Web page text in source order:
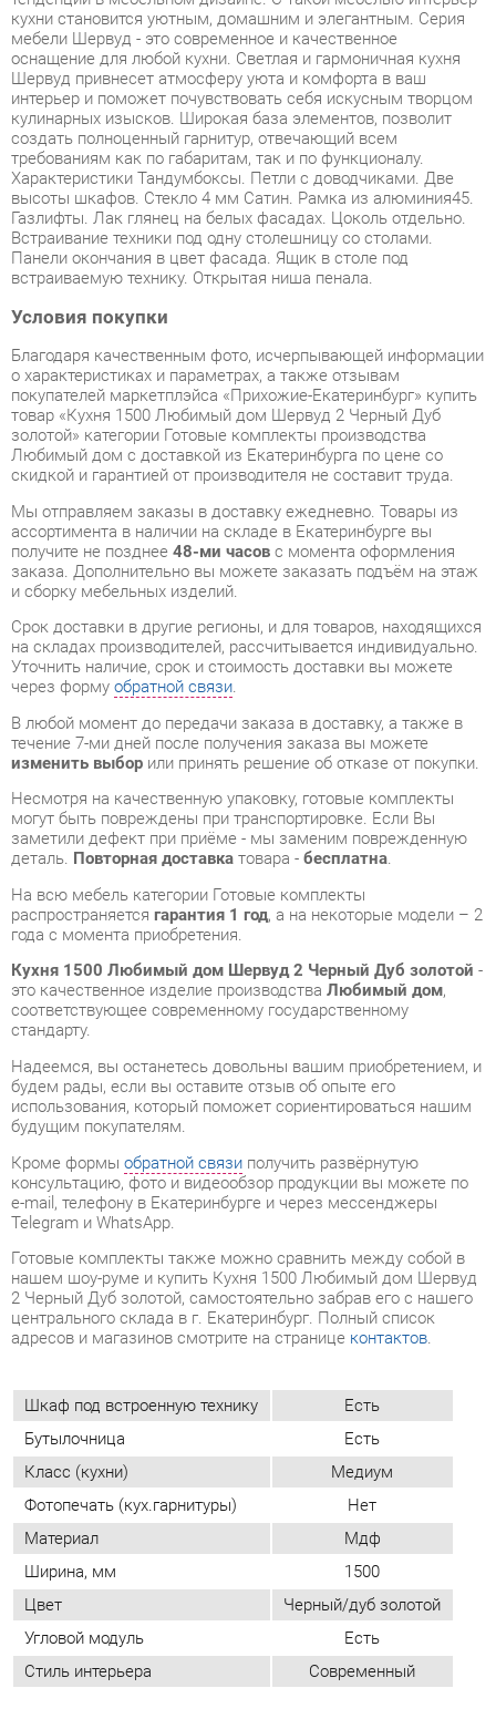
интерьер и поможет почувствовать себя искусным творцом
кулинарных изысков. Широкая база элементов, позволит
создать полноценный гарнитур, отвечающий всем
требованиям как по габаритам, так и по функционалу.
Характеристики Тандумбоксы. Петли с доводчиками. Две
высоты шкафов. Стекло 4 мм Сатин. Рамка из алюминия45.
Газлифты. Лак глянец на белых фасадах. Цоколь отдельно.
Встраивание техники под одну столешницу со столами.
Панели окончания в цвет фасада. Ящик в столе под
встраиваемую технику. Открытая ниша пенала.
Условия покупки
Благодаря качественным фото, исчерпывающей информации
о характеристиках и параметрах, а также отзывам
товар «Кухня 1500 Любимый дом Шервуд 2 Черный Дуб
Любимый дом с доставкой из Екатеринбурга по цене со
скидкой и гарантией от производителя не составит труда.
Мы отправляем заказы в доставку ежедневно. Товары из
ассортимента в наличии на складе в Екатеринбурге вы
получите не позднее48-ми часовс момента оформления
заказа. Дополнительно вы можете заказать подъём на этаж
и сборку мебельных изделий.
Срок доставки в другие регионы, и для товаров, находящихся
на складах производителей, рассчитывается индивидуально.
Уточнить наличие, срок и стоимость доставки вы можете
через формуобратной связи.
течение 7-ми дней после получения заказа вы можете
изменить выборили принять решение об отказе от покупки.
Несмотря на качественную упаковку, готовые комплекты
заметили дефект при приёме - мы заменим поврежденную
деталь.Повторная доставкатовара -бесплатна.
распространяетсягарантия 1 год, а на некоторые модели – 2
года с момента приобретения.
Кухня 1500 Любимый дом Шервуд 2 Черный Дуб золотой
это качественное изделие производства
соответствующее современному государственному
стандарту.
Надеемся, вы останетесь довольны вашим приобретением, и
будем рады, если вы оставите отзыв об опыте его
использования, который поможет сориентироваться нашим
будущим покупателям.
Кроме формы
консультацию, фото и видеообзор продукции вы можете по
e-mail, телефону в Екатеринбурге и через мессенджеры
Telegram и WhatsApp.
Готовые комплекты также можно сравнить между собой в
2 Черный Дуб золотой, самостоятельно забрав его с нашего
центрального склада в г. Екатеринбург. Полный список
адресов и магазинов смотрите на страницеконтактов.
Шкаф под встроенную технику
Есть
Бутылочница
Есть
Класс (кухни)
Медиум
Материал
Мдф
Ширина, мм
1500
Цвет
Черный/дуб золотой
Угловой модуль
Есть
Стиль интерьера
Современный
ОТЗЫВЫ
Пока нет отзывов, поделитесь первым своим мнением.
ДОБАВИТЬ ОТЗЫВ